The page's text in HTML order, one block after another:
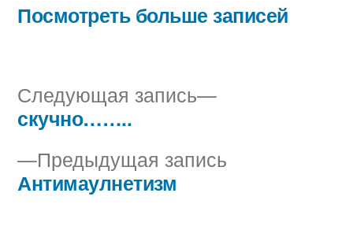
Посмотреть больше записей
Навигация
по
записям
Предыдущая запись
Антимаулнетизм
Следующая запись
Следующая
скучно……..